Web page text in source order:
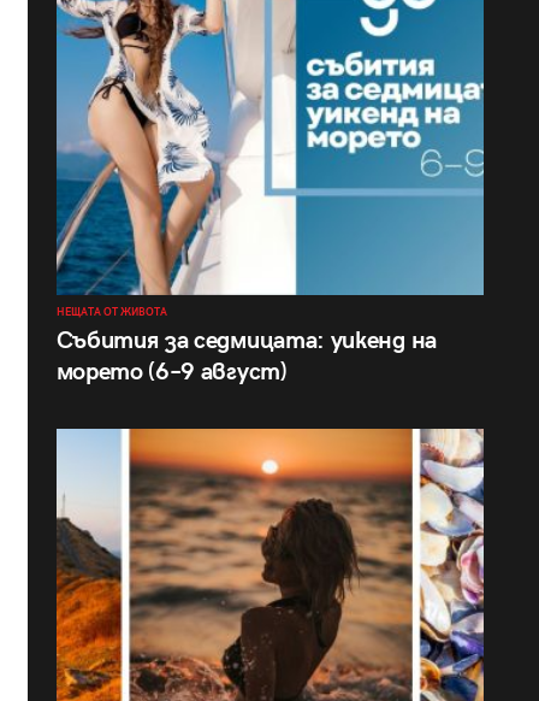
НЕЩАТА ОТ ЖИВОТА
Събития за седмицата: уикенд на
морето (6–9 август)